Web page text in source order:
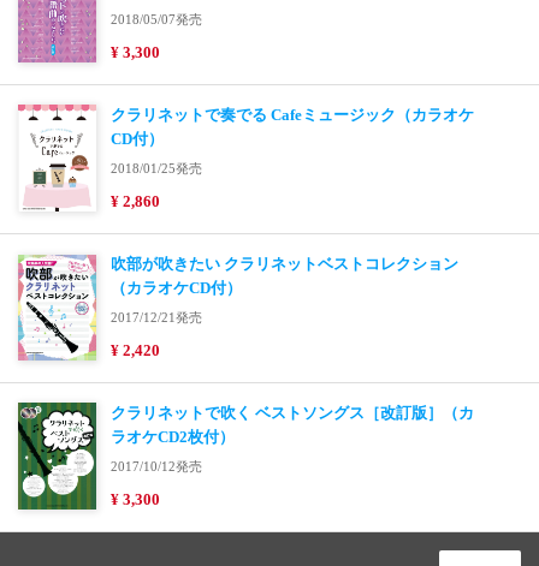
2018/05/07発売
¥ 3,300
クラリネットで奏でる Cafeミュージック（カラオケ
CD付）
2018/01/25発売
¥ 2,860
吹部が吹きたい クラリネットベストコレクション
（カラオケCD付）
2017/12/21発売
¥ 2,420
クラリネットで吹く ベストソングス［改訂版］（カ
ラオケCD2枚付）
2017/10/12発売
¥ 3,300